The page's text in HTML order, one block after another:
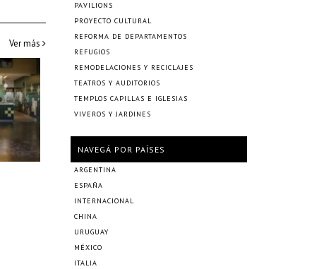
Ver más
PAVILIONS
PROYECTO CULTURAL
REFORMA DE DEPARTAMENTOS
REFUGIOS
REMODELACIONES Y RECICLAJES
TEATROS Y AUDITORIOS
TEMPLOS CAPILLAS E IGLESIAS
VIVEROS Y JARDINES
NAVEGÁ POR PAÍSES
ARGENTINA
ESPAÑA
INTERNACIONAL
CHINA
URUGUAY
MÉXICO
ITALIA